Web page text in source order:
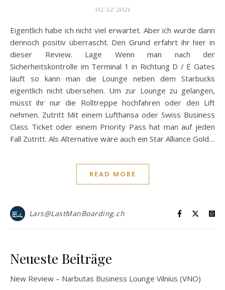
02/12/2021
Eigentlich habe ich nicht viel erwartet. Aber ich wurde dann
dennoch positiv überrascht. Den Grund erfahrt ihr hier in
dieser Review. Lage Wenn man nach der
Sicherheitskontrolle im Terminal 1 in Richtung D / E Gates
läuft so kann man die Lounge neben dem Starbucks
eigentlich nicht übersehen. Um zur Lounge zu gelangen,
müsst ihr nur die Rolltreppe hochfahren oder den Lift
nehmen. Zutritt Mit einem Lufthansa oder Swiss Business
Class Ticket oder einem Priority Pass hat man auf jeden
Fall Zutritt. Als Alternative wäre auch ein Star Alliance Gold…
READ MORE
Lars@LastManBoarding.ch
Neueste Beiträge
New Review – Narbutas Business Lounge Vilnius (VNO)